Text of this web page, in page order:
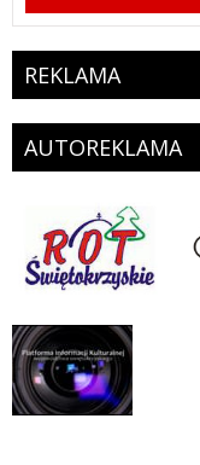
REKLAMA
AUTOREKLAMA